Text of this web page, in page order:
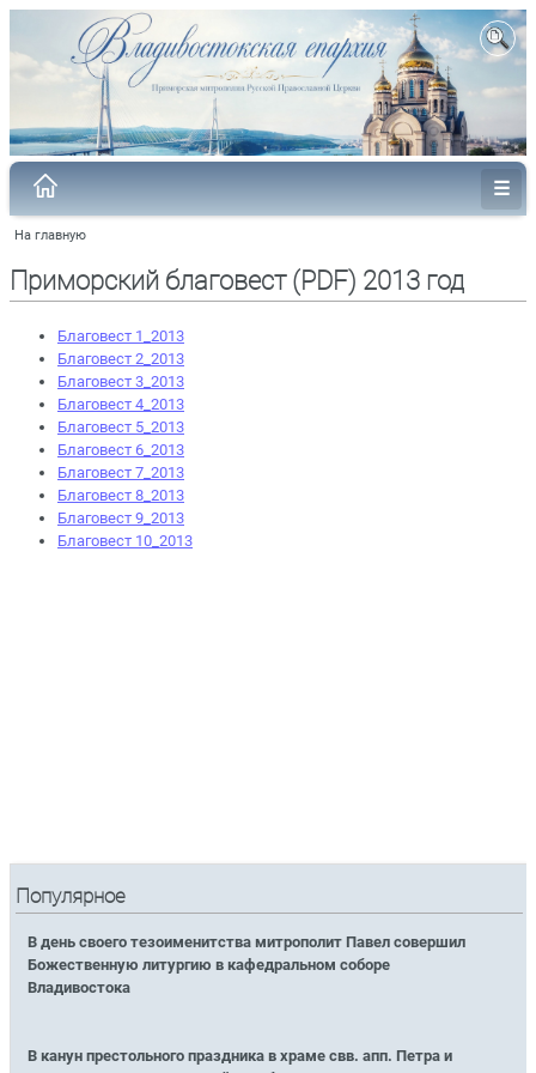
На главную
Приморский благовест (PDF) 2013 год
Благовест 1_2013
Благовест 2_2013
Благовест 3_2013
Благовест 4_2013
Благовест 5_2013
Благовест 6_2013
Благовест 7_2013
Благовест 8_2013
Благовест 9_2013
Благовест 10_2013
Популярное
В день своего тезоименитства митрополит Павел совершил
Божественную литургию в кафедральном соборе
Владивостока
В канун престольного праздника в храме свв. апп. Петра и